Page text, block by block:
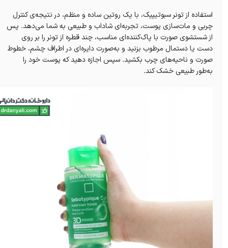
استفاده از تونر سبوتیپیک، با یک روتین ساده و منظم، در نتیجه‌ی کنترل
چربی و مات‌سازی پوست، تجربه‌ای شاداب و طبیعی به شما می‌دهد. پس
از شستشوی صورت با پاک‌کننده‌ای مناسب، چند قطره از تونر را بر روی
دست یا دستمال مرطوب بزنید و به‌صورت دایره‌ای در اطراف چشم، خطوط
صورت و ناحیه‌های چرب بکشید. سپس اجازه دهید که پوست خود را
به‌طور طبیعی خشک کند.